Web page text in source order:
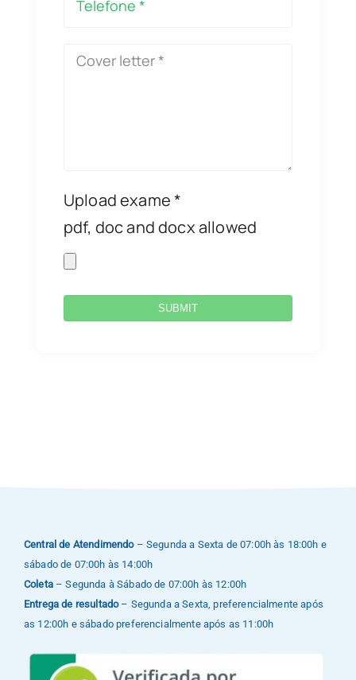
Upload exame *
pdf, doc and docx allowed
SUBMIT
Central de Atendimendo– Segunda a Sexta de 07:00h às 18:00h e
sábado de 07:00h às 14:00h
Coleta– Segunda à Sábado de 07:00h às 12:00h
Entrega de resultado– Segunda a Sexta, preferencialmente após
as 12:00h e sábado preferencialmente após as 11:00h